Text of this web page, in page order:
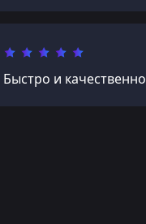
Быстро и качественно